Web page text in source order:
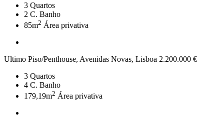
3 Quartos
2 C. Banho
85m2 Área privativa
Ultimo Piso/Penthouse, Avenidas Novas, Lisboa 2.200.000 €
3 Quartos
4 C. Banho
179,19m2 Área privativa